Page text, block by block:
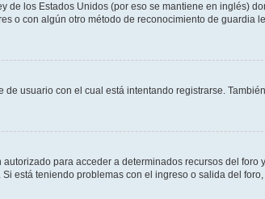
los Estados Unidos (por eso se mantiene en inglés)
o con algún otro método de reconocimiento de
usuario con el cual está intentando registrarse.
para acceder a determinados recursos del foro
está teniendo problemas con el ingreso o salida del